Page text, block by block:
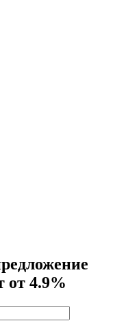
от 4.9%